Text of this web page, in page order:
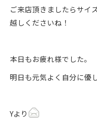
ご来店頂きましたらサイ
越しくださいね！
本日もお疲れ様でした。
明日も元気よく自分に優
Yより